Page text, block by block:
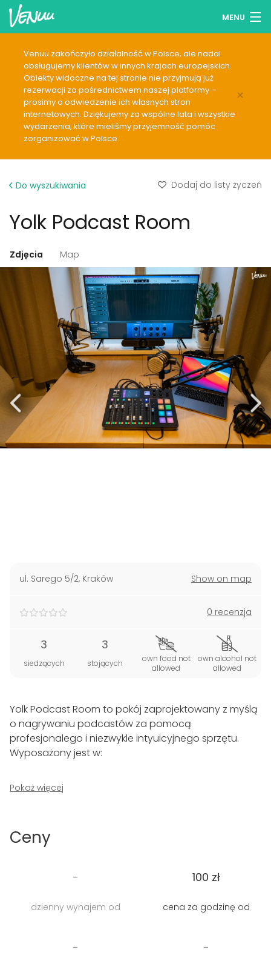
MENU
Lista życzeń
Zaloguj się
Polski
Dodaj swój lokal
Venuu zakończyło działalność w Polsce, ale nadal
obsługujemy klientów w innych krajach europejskich.
Obiekty widoczne na tej stronie nie przyjmują już
rezerwacji za pośrednictwem naszej platformy –
prosimy o odwiedzenie ich własnych stron
internetowych. Dziękujemy za wspólne lata i wszystkie
wydarzenia, które mieliśmy przyjemność pomóc
zorganizować w Polsce.
×
Do wyszukiwania Dodaj do listy życzeń
Yolk Podcast Room
Zdjęcia Map
ul. Sarego 5/2, Kraków Show on map
0 recenzja
3
siedzących
3
stojących
own food not
allowed
own alcohol not
allowed
Yolk Podcast Room to pokój zaprojektowany z myślą
o nagrywaniu podcastów za pomocą
profesjonalego i niezwykle intyuicyjnego sprzętu.
Wyposażony jest w:
konsolę produkcyjną do podcastów RodeCaster
kamerę 4K,
tym samym spokój, a przytulny wystrój sprawi, że
spotkania z rozmówcami będą prowadzone w
Pokaż więcej
Ceny
-
dzienny wynajem od
100 zł
cena za godzinę od
- -